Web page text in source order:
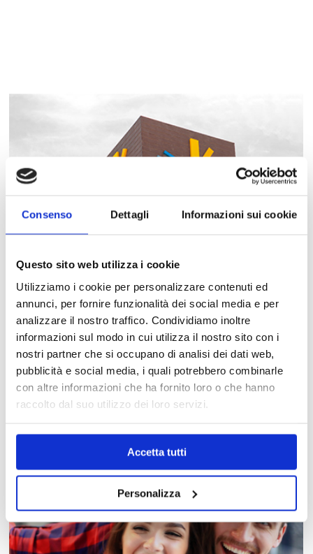
Consenso Dettagli Informazioni sui cookie
Questo sito web utilizza i cookie
Utilizziamo i cookie per personalizzare contenuti ed
annunci, per fornire funzionalità dei social media e per
analizzare il nostro traffico. Condividiamo inoltre
informazioni sul modo in cui utilizza il nostro sito con i
nostri partner che si occupano di analisi dei dati web,
pubblicità e social media, i quali potrebbero combinarle
con altre informazioni che ha fornito loro o che hanno
raccolto dal suo utilizzo dei loro servizi.
Accetta tutti
Personalizza
MAPPA DEL CENTRO
Trova in un attimo il punto vendita che ti interessa!